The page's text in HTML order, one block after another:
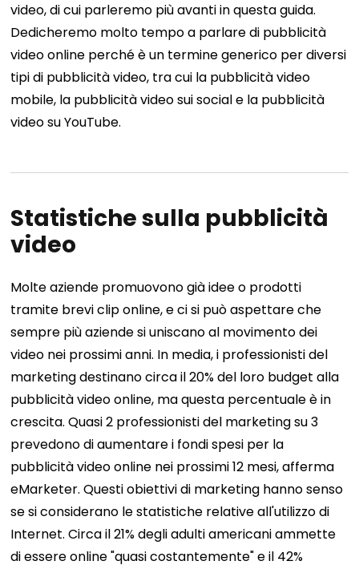
video, di cui parleremo più avanti in questa guida.
Dedicheremo molto tempo a parlare di pubblicità
video online perché è un termine generico per diversi
tipi di pubblicità video, tra cui la pubblicità video
mobile, la pubblicità video sui social e la pubblicità
video su YouTube.
Statistiche sulla pubblicità
video
Molte aziende promuovono già idee o prodotti
tramite brevi clip online, e ci si può aspettare che
sempre più aziende si uniscano al movimento dei
video nei prossimi anni. In media, i professionisti del
marketing destinano circa il 20% del loro budget alla
pubblicità video online, ma questa percentuale è in
crescita. Quasi 2 professionisti del marketing su 3
prevedono di aumentare i fondi spesi per la
pubblicità video online nei prossimi 12 mesi, afferma
eMarketer. Questi obiettivi di marketing hanno senso
se si considerano le statistiche relative all'utilizzo di
Internet. Circa il 21% degli adulti americani ammette
di essere online "quasi costantemente" e il 42%